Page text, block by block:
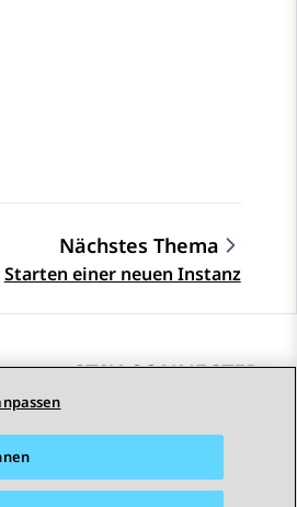
Nächstes Thema
Starten einer neuen Instanz
STAY CONNECTED
© 2026 Avaya LLC